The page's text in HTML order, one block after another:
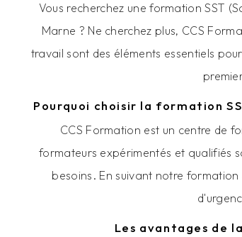
Vous recherchez une formation SST
Marne ? Ne cherchez plus, CCS
travail sont des éléments essentiels
Pourquoi choisir la formation
CCS Formation est un centre de
formateurs expérimentés et qualifiés
besoins. En suivant notre
Les avantages de